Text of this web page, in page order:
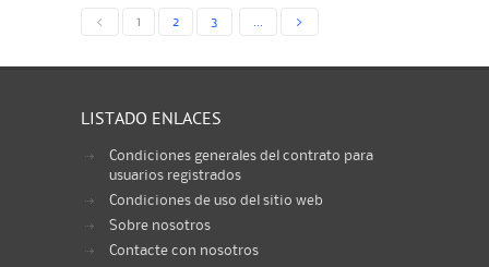
< 1 2 3 >
LISTADO ENLACES
Condiciones generales del contrato para
usuarios registrados
Condiciones de uso del sitio web
Sobre nosotros
Contacte con nosotros